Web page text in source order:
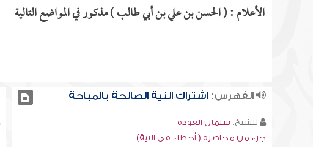
الأعلام : ( الحسن بن علي بن أبي طالب ) مذكور في المواضع التالية
الفهرس:اشتراك النية الصالحة بالمباحة
للشيخ: سلمان العودة
جزء من محاضرة ( أخطاء في النية)